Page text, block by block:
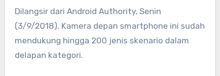
Dilangsir dari Android Authority, Senin
(3/9/2018). Kamera depan smartphone ini sudah
mendukung hingga 200 jenis skenario dalam
delapan kategori.